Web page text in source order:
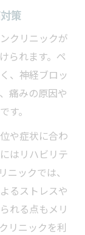
策
クリニックが
られます。ペ
、神経ブロッ
痛みの原因や
す。
や症状に合わ
はリハビリテ
ニックでは、
るストレスや
れる点もメリ
リニックを利